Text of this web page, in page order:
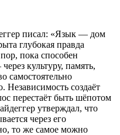
писал: «Язык — дом
глубокая правда
пока способен
культуру, память,
самостоятельно
Независимость создаёт
перестаёт быть шёпотом
утверждал, что
через его
то же самое можно